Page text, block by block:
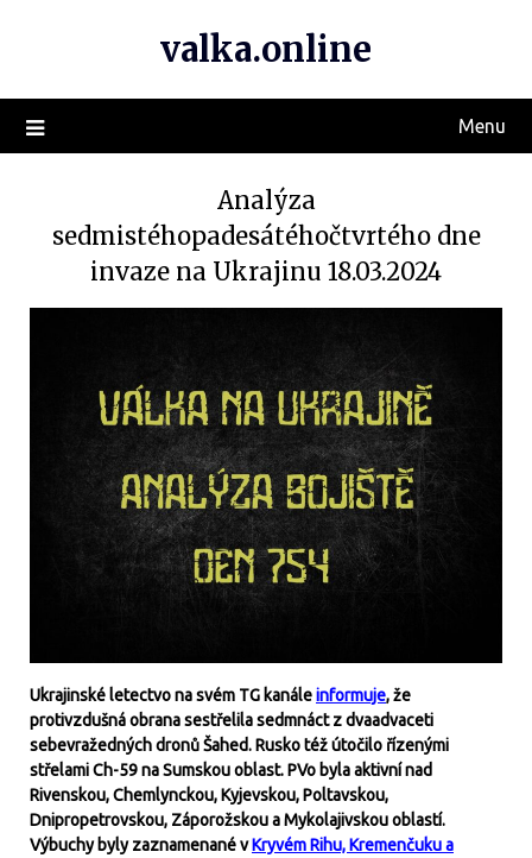
valka.online
Menu
Analýza
sedmistéhopadesátéhočtvrtého dne
invaze na Ukrajinu 18.03.2024
Ukrajinské letectvo na svém TG kanáleinformuje, že
protivzdušná obrana sestřelila sedmnáct z dvaadvaceti
sebevražedných dronů Šahed. Rusko též útočilo řízenými
střelami Ch-59 na Sumskou oblast. PVo byla aktivní nad
Rivenskou, Chemlynckou, Kyjevskou, Poltavskou,
Dnipropetrovskou, Záporožskou a Mykolajivskou oblastí.
Výbuchy byly zaznamenané vKryvém Rihu, Kremenčuku a